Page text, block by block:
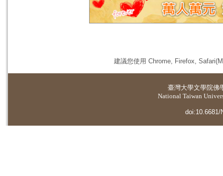
建議您使用 Chrome, Firefox,
臺灣大學文學院佛
National Taiwan
doi:10.6681/